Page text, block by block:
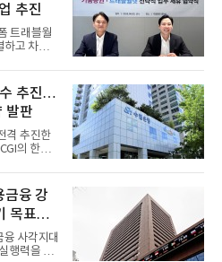
추진
트래블월
하고 차세
추진…
발판
격 추진한
의 한양
금융 강
목표
사각지대
행력을 대